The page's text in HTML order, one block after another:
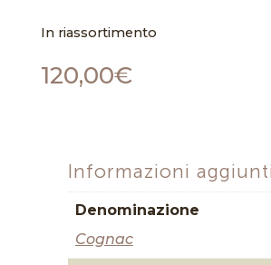
In riassortimento
120,00€
Informazioni
Denominazione
Cognac